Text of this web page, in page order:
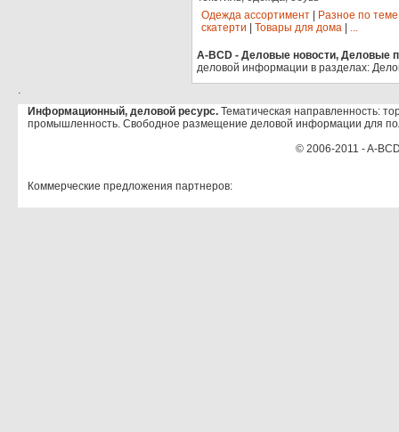
Одежда ассортимент
Разное по теме
скатерти
Товары для дома ...
A-BCD - Деловые новости, Деловые
деловой информации в разделах:
.
Информационный, деловой ресурс. Тематическая направленность:
промышленность. Свободное размещение деловой информации для
© 2006-2011 - A-
Коммерческие предложения партнеров: